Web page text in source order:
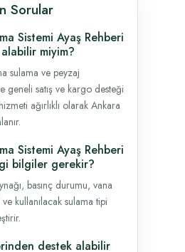
Sorular
Sistemi Ayaş Rehberi
miyim?
sulama ve peyzaj
geneli satış ve kargo desteği
ağırlıklı olarak Ankara
Sistemi Ayaş Rehberi
bilgiler gerekir?
basınç durumu, vana
ve kullanılacak sulama tipi
destek alabilir